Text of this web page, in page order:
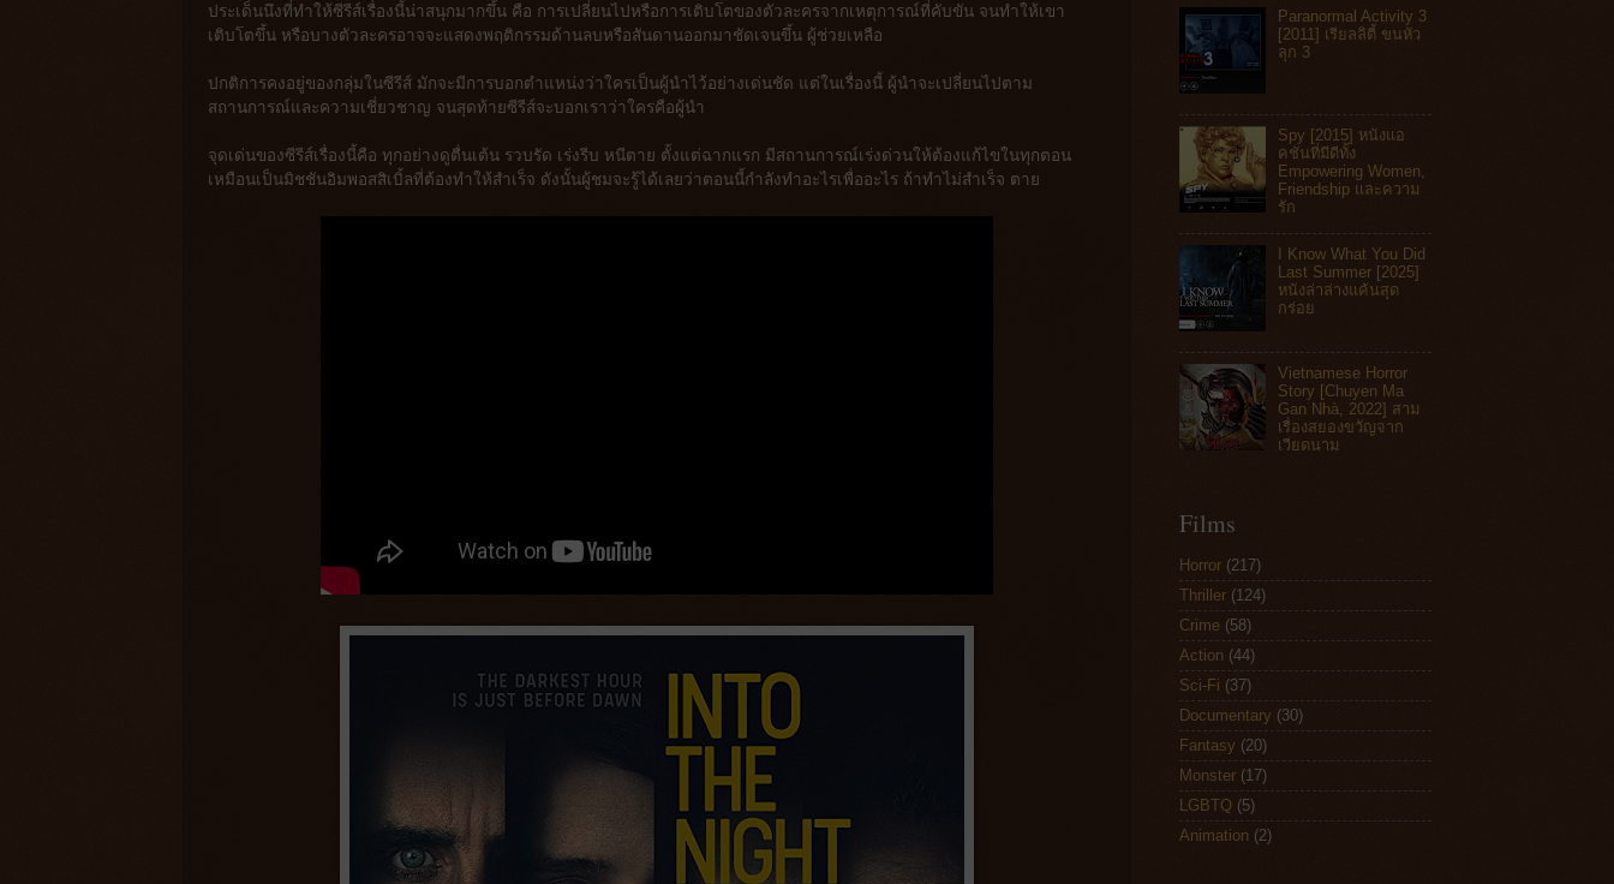
ประเด็นนึงที่ทำให้ซีรีส์เรื่องนี้น่าสนุกมากขึ้น คือ การเปลี่ยนไปหรือการเติบโตของตัวละครจากเหตุการณ์ที่คับขัน จนทำให้เขา
เติบโตขึ้น หรือบางตัวละครอาจจะแสดงพฤติกรรมด้านลบหรือสันดานออกมาชัดเจนขึ้น ผู้ช่วยเหลือ
ปกติการคงอยู่ของกลุ่มในซีรีส์ มักจะมีการบอกตำแหน่งว่าใครเป็นผู้นำไว้อย่างเด่นชัด แต่ในเรื่องนี้ ผู้นำจะเปลี่ยนไปตาม
สถานการณ์และความเชี่ยวชาญ จนสุดท้ายซีรีส์จะบอกเราว่าใครคือผู้นำ
จุดเด่นของซีรีส์เรื่องนี้คือ ทุกอย่างดูตื่นเต้น รวบรัด เร่งรีบ หนีตาย ตั้งแต่ฉากแรก มีสถานการณ์เร่งด่วนให้ต้องแก้ไขในทุกตอน
เหมือนเป็นมิชชันอิมพอสสิเบิ้ลที่ต้องทำให้สำเร็จ ดังนั้นผู้ชมจะรู้ได้เลยว่าตอนนี้กำลังทำอะไรเพื่ออะไร ถ้าทำไม่สำเร็จ ตาย
Paranormal Activity 3
[2011] เรียลลิตี้ ขนหัว
ลุก 3
Spy [2015] หนังแอ
คชันที่มีดีทั้ง
Empowering Women,
Friendship และความ
รัก
I Know What You Did
Last Summer [2025]
หนังล่าล่างแค้นสุด
กร่อย
Vietnamese Horror
Story [Chuyen Ma
Gan Nhà, 2022] สาม
เรื่องสยองขวัญจาก
เวียดนาม
Films
Horror (217)
Thriller (124)
Crime (58)
Action (44)
Sci-Fi (37)
Documentary (30)
Fantasy (20)
Monster (17)
LGBTQ (5)
Animation (2)